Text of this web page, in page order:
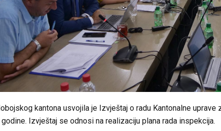
kantona usvojila je Izvještaj o radu Kantonalne
godine. Izvještaj se odnosi na realizaciju plana rada inspekcija.